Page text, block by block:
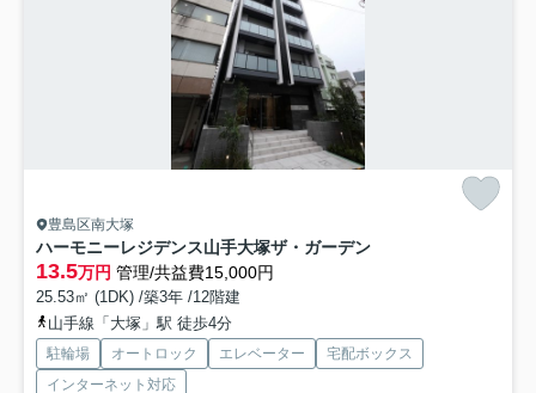
豊島区南大塚
ハーモニーレジデンス山手大塚ザ・ガーデン
13.5万円 管理/共益費15,000円
25.53㎡ (1DK) /築3年 /12階建
山手線「大塚」駅 徒歩4分
駐輪場 オートロック エレベーター
宅配ボックス
インターネット対応